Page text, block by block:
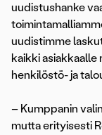
uudistushanke
uudistimme
kaikki
henkilöstö- ja
– Kumppanin
mutta erityisesti